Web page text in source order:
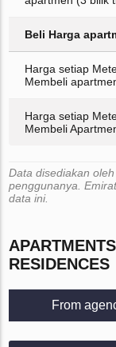
Beli Harga
Harga setiap
Membeli
Harga setiap
Membeli
Data disediakan
penggunanya.
data ini.
RESIDENCES
From